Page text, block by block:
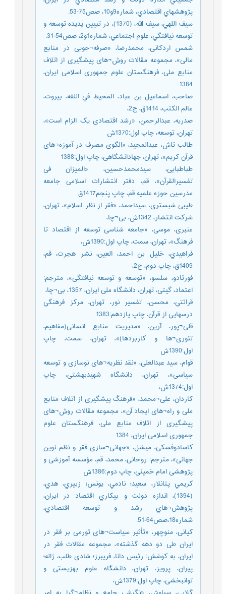
پژوهشهاي اقتصادي، شماره9و10، صص75-53.
سيف اللهي، سيف الله، (1370)، در تبيين پديده توسعه و
توسعه نيافتگي، علوم اجتماعي، شماره1و2، صص54-31.
شمس اردکانی، محمدرضا، «صرفه¬جویی در منابع
مالی»، مجموعه مقالات روش¬های پیشگیری از اتلاف
منابع ملی، فرهنگستان علوم جمهوری اسلامی ایران،
1384
صاحب، اسماعيل بن عباد، المحيط في اللغه، بيروت،
عالم الکتب، 1414ق، ج2،
صدریه، عبدالرحمن، «رشد اقتصادی یک الزام است»،
تهران، توسعه، چاپ اول:1370ش
طالب تاش، عبدالمجید، «الگوی مصرف در آموزه¬های
قرآن کریم»، تهران، جهادانشگاهی، چاپ اول:1388
طباطبایی، سیدمحمدحسین، «المیزان فی
تفسیرالقرآن»، قم، دفتر انتشارات اسلامی جامعه
مدرسین حوزه علمیه قم، چاپ پنجم1417ق
طیبی شبستری، سیداحمد، «فقر از نظر اسلام»، تهران،
شرکت انتشار، 1342ش، بی¬چا،
عنبری، موسی، «جامعه شناسی توسعه از اقتصاد تا
فرهنگ»، تهران، سمت، چاپ اول:1390ش،
فراهيدي، خليل بن احمد، العين، نشر هجرت، قم،
1409ق، چاپ دوم، ج2،
فورتادو، سلسو، «توسعه و توسعه نیافتگی»، مترجم:
اعتماد، گیتی، تهران، دانشگاه ملی ایران، 1357، بی¬چا،
قرائتي، محسن، تفسير نور، تهران، مرکز فرهنگي
درسهايي از قرآن، چاپ يازدهم:1383
قلی¬پور، آرین، «مدیریت منابع انسانی(مفاهیم،
تئوری¬ها و کاربردها)»، تهران، سمت، چاپ
اول:1390ش
قوام، سید عبدالعلی، «نقد نظریه¬های نوسازی و توسعه
سیاسی»، تهران، دانشگاه شهیدبهشتی، چاپ
اول:1374ش،
کاردان، علی¬محمد، «فرهنگ پیشگیری از اتلاف منابع
ملی و راه¬های ایجاد آن»، مجموعه مقالات روش¬های
پیشگیری از اتلاف منابع ملی، فرهنگستان علوم
جمهوری اسلامی ایران، 1384
کاسادوفسکی، میشل، «جهانی¬سازی فقر و نظم نوین
جهانی»، مترجم: روحانی، محمد، قم، مؤسسه آموزشی و
پژوهشی امام خمینی، چاپ دوم:1386ش
کريمي پتانلار، سعيد؛ نادمي، يونس؛ زبيري، هدي،
(1394)، اندازه دولت و بيکاري اقتصاد در ايران،
پژوهش¬هاي رشد و توسعه اقتصادي،
شماره18،صص64-51.
کیانی، منوچهر، «تأثیر سیاست¬های تورمی بر فقر در
ایران طی دو دهه گذشته»، مجموعه مقالات فقر در
ایران، به کوشش: رئیس دانا، فریبرز؛ شادی طلب، ژاله؛
پیران، پرویز، تهران، دانشگاه علوم بهزیستی و
توانبخشی، چاپ اول:1379ش،